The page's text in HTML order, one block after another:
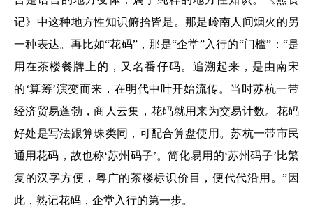
记》中这种地方性知识俯拾皆是。那是岭南人间烟火的另
一种表达。再比如“花码”，那是“企堂”入行的“门槛”：“是
用在茶楼餐牌上的，又名番仔码。追溯起来，是由南宋
的‘算筹’演变而来，在明代中叶开始流传。当时苏杭一带
经济贸易蓬勃，商人云集，花码就用来为交易计数。花码
好处是写法跟算珠类同，可配合算盘使用。苏杭一带市民
通用花码，故也称‘苏州码子’。简化易用的‘苏州码子’比繁
复的汉字方便，粤广的茶楼标识价目，便代代沿用。”因
此，熟记花码，企堂入行的第一步。